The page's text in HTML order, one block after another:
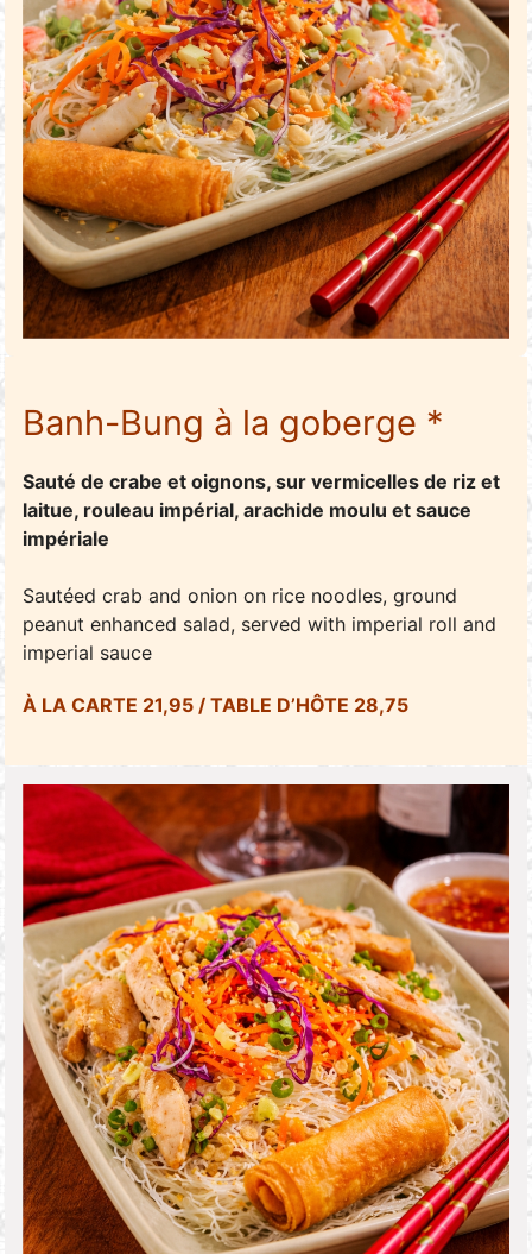
Banh-Bung à la goberge *
Sauté de crabe et oignons, sur vermicelles de riz et
laitue, rouleau impérial, arachide moulu et sauce
impériale
Sautéed crab and onion on rice noodles, ground
peanut enhanced salad, served with imperial roll and
imperial sauce
À LA CARTE 21,95 / TABLE D’HÔTE 28,75